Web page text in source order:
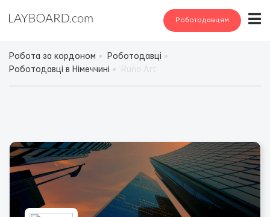
Роботодавцям
Робота за кордоном
Роботодавці
Роботодавці в Німеччині